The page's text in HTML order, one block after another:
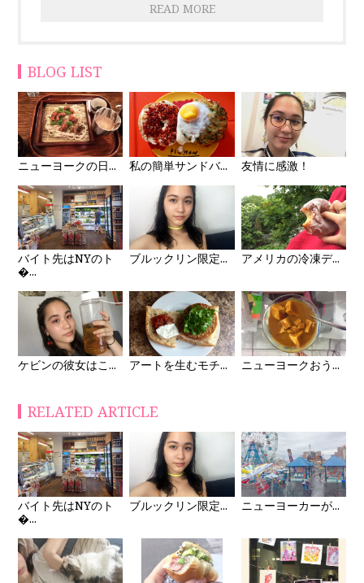
READ MORE
BLOG LIST
ニューヨークの日... 私の簡単サンドバ... 友情に感激！
バイト先はNYのト
�...
ブルックリン限定... アメリカの冷凍デ...
ケビンの彼女はこ... アートを生むモチ... ニューヨークおう...
RELATED ARTICLE
バイト先はNYのト
�...
ブルックリン限定... ニューヨーカーが...